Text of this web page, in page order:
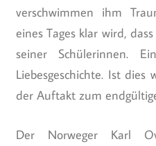
verschwimmen ihm
eines Tages klar wird,
seiner Schülerinnen.
Liebesgeschichte. Ist
der Auftakt zum
Der Norweger Karl